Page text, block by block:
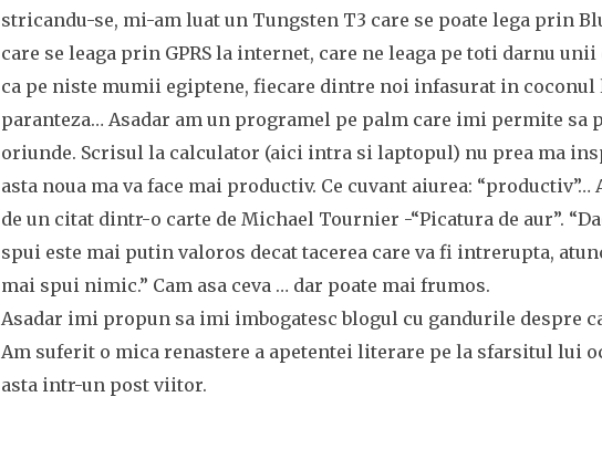
stricandu-se, mi-am luat un Tungsten T3 care se poate lega prin
care se leaga prin GPRS la internet, care ne leaga pe toti darnu
ca pe niste mumii egiptene, fiecare dintre noi infasurat in coconul
paranteza… Asadar am un programel pe palm care imi permite sa
oriunde. Scrisul la calculator (aici intra si laptopul) nu prea ma
asta noua ma va face mai productiv. Ce cuvant aiurea:
de un citat dintr-o carte de Michael Tournier -“Picatura de aur”.
spui este mai putin valoros decat tacerea care va fi intrerupta,
mai spui nimic.” Cam asa ceva … dar poate mai frumos.
Asadar imi propun sa imi imbogatesc blogul cu gandurile despre
Am suferit o mica renastere a apetentei literare pe la sfarsitul lui
asta intr-un post viitor.